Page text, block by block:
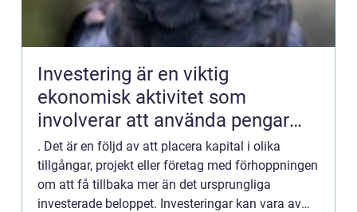
Investering är en viktig
ekonomisk aktivitet som
involverar att använda pengar
eller andra tillgångar för att
generera avkastning eller vinster
över tiden
. Det är en följd av att placera kapital i olika
tillgångar, projekt eller företag med förhoppningen
om att få tillbaka mer än det ursprungliga
investerade beloppet. Investeringar kan vara av